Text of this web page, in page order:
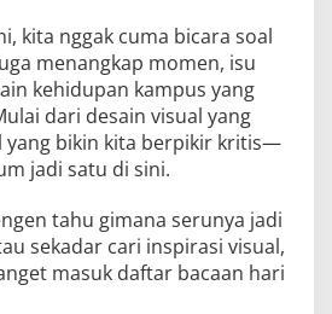
kita nggak cuma bicara soal
menangkap momen, isu
kehidupan kampus yang
dari desain visual yang
yang bikin kita berpikir kritis—
jadi satu di sini.
tahu gimana serunya jadi
sekadar cari inspirasi visual,
masuk daftar bacaan hari